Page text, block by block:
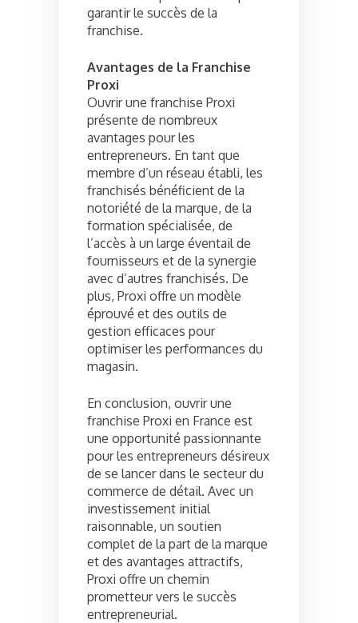
garantir le succès de la
franchise.
Avantages de la Franchise
Proxi
Ouvrir une franchise Proxi
présente de nombreux
avantages pour les
entrepreneurs. En tant que
membre d’un réseau établi, les
franchisés bénéficient de la
notoriété de la marque, de la
formation spécialisée, de
l’accès à un large éventail de
fournisseurs et de la synergie
avec d’autres franchisés. De
plus, Proxi offre un modèle
éprouvé et des outils de
gestion efficaces pour
optimiser les performances du
magasin.
En conclusion, ouvrir une
franchise Proxi en France est
une opportunité passionnante
pour les entrepreneurs désireux
de se lancer dans le secteur du
commerce de détail. Avec un
investissement initial
raisonnable, un soutien
complet de la part de la marque
et des avantages attractifs,
Proxi offre un chemin
prometteur vers le succès
entrepreneurial.